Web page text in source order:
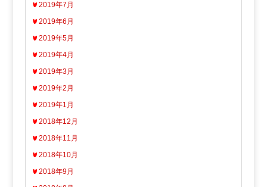
2019年7月
2019年6月
2019年5月
2019年4月
2019年3月
2019年2月
2019年1月
2018年12月
2018年11月
2018年10月
2018年9月